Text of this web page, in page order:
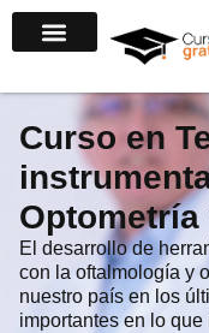
al
Curso en
El desarrollo de
con la oftalmología y
nuestro país en los
importantes en lo